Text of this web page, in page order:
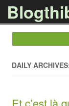
DAILY
Et c’est là